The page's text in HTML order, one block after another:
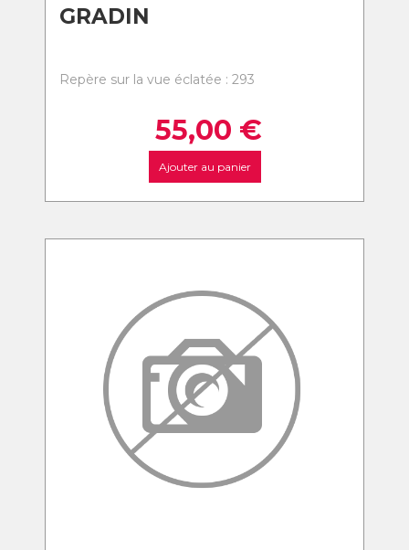
GRADIN
Repère sur la vue éclatée : 293
55,00 €
Ajouter au panier